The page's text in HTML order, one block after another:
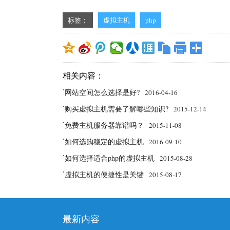
标签： 虚拟主机 php
相关内容：
˙网站空间怎么选择是好? 2016-04-16
˙购买虚拟主机需要了解哪些知识? 2015-12-14
˙免费主机服务器靠谱吗？ 2015-11-08
˙如何选购稳定的虚拟主机 2016-09-10
˙如何选择适合php的虚拟主机 2015-08-28
˙ 虚拟主机的便捷性是关键 2015-08-17
最新内容